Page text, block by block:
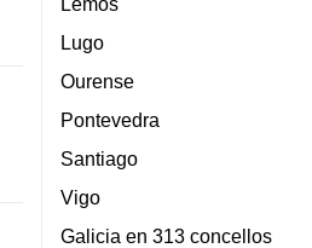
Lugo
Ourense
Pontevedra
Santiago
Vigo
Galicia en 313 concellos